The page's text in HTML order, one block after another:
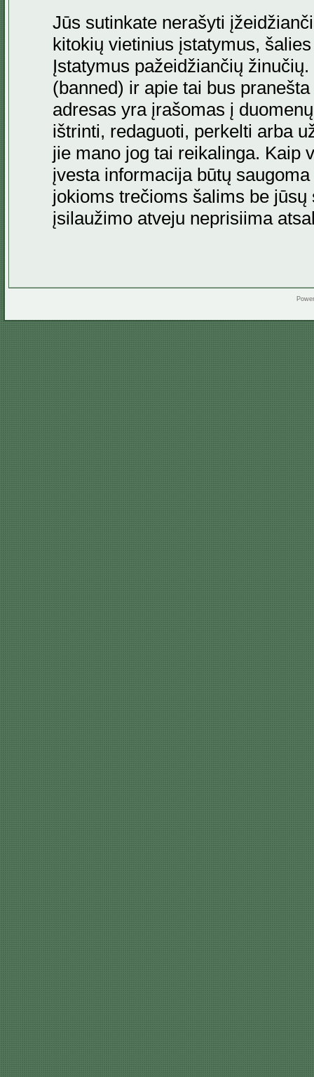
Jūs sutinkate nerašyti
kitokių vietinius įstatymus,
Įstatymus pažeidžiančių
(banned) ir apie tai bus
adresas yra įrašomas į
ištrinti, redaguoti, perkelti arba
jie mano jog tai reikalinga. Kaip
įvesta informacija būtų
jokioms trečioms šalims be jūsų
įsilaužimo atveju neprisiima